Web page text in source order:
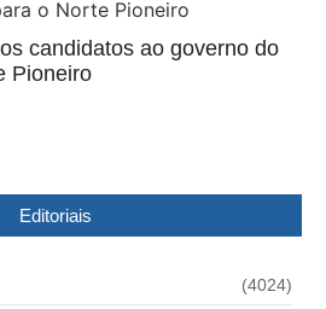
candidatos ao governo do
Pioneiro
Editoriais
(4024)